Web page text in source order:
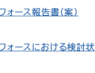
ース報告書（案）
ォースにおける検討状